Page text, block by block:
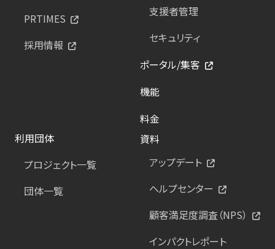
PRTIMES
採用情報
支援者管理
セキュリティ
ポータル/集客
機能
料金
利用団体
プロジェクト一覧
団体一覧
資料
アップデート
ヘルプセンター
顧客満足度調査（NPS）
インパクトレポート